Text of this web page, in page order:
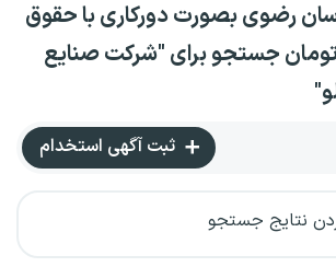
رضوی بصورت دورکاری با حقوق
تومان جستجو برای "شرکت صنایع
ثبت آگهی استخدام
نتایج جستجو